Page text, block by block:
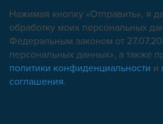
Нажимая кнопку «Отправить», я
обработку моих персональных
Федеральным законом от
персональных данных», а также
политики конфиденциальности и
соглашения.